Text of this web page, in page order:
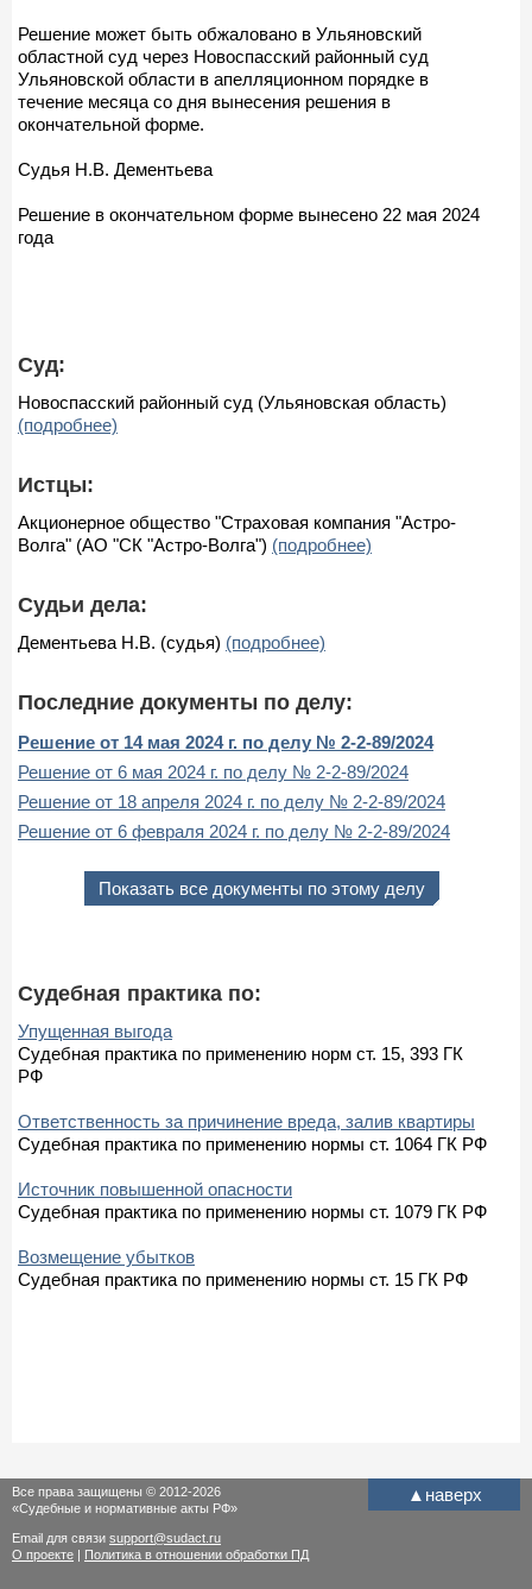
Решение может быть обжаловано в Ульяновский
областной суд через Новоспасский районный суд
Ульяновской области в апелляционном порядке в
течение месяца со дня вынесения решения в
окончательной форме.
Судья Н.В. Дементьева
Решение в окончательном форме вынесено 22 мая 2024
года
Суд:
Новоспасский районный суд (Ульяновская область)
(подробнее)
Истцы:
Акционерное общество "Страховая компания "Астро-
Волга" (АО "СК "Астро-Волга") (подробнее)
Судьи дела:
Дементьева Н.В. (судья) (подробнее)
Последние документы по делу:
Решение от 14 мая 2024 г. по делу № 2-2-89/2024
Решение от 6 мая 2024 г. по делу № 2-2-89/2024
Решение от 18 апреля 2024 г. по делу № 2-2-89/2024
Решение от 6 февраля 2024 г. по делу № 2-2-89/2024
Показать все документы по этому делу
Судебная практика по:
Упущенная выгода
Судебная практика по применению норм ст. 15, 393 ГК
РФ
Ответственность за причинение вреда, залив квартиры
Судебная практика по применению нормы ст. 1064 ГК РФ
Источник повышенной опасности
Судебная практика по применению нормы ст. 1079 ГК РФ
Возмещение убытков
Судебная практика по применению нормы ст. 15 ГК РФ
▲ наверх
Все права защищены © 2012-2026
«Судебные и нормативные акты РФ»
Email для связи support@sudact.ru
О проекте | Политика в отношении обработки ПД